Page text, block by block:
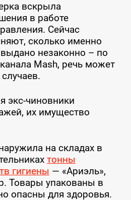
вскрыла
в работе
Сейчас
сколько именно
незаконно – по
Mash, речь может
экс-чиновники
их имущество
на складах в
тонны
гигиены — «Ариэль»,
Товары упакованы в
опасны для здоровья.